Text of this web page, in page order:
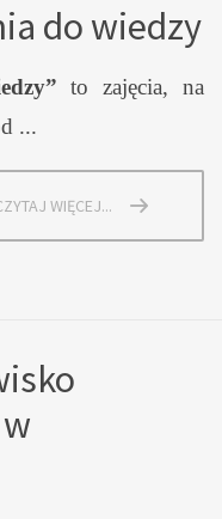
do wiedzy
to zajęcia, na
...
WIĘCEJ...